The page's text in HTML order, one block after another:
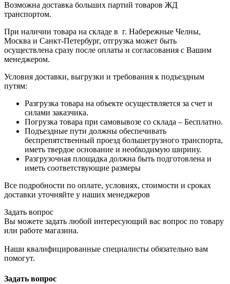
Возможна доставка больших партий товаров ЖД
транспортом.
При наличии товара на складе в г. Набережные Челны,
Москва и Санкт-Петербург, отгрузка может быть
осуществлена сразу после оплаты и согласования с Вашим
менеджером.
Условия доставки, выгрузки и требования к подъездным
путям:
Разгрузка товара на объекте осуществляется за счет и
силами заказчика.
Погрузка товара при самовывозе со склада – Бесплатно.
Подъездные пути должны обеспечивать
беспрепятственный проезд большегрузного транспорта,
иметь твердое основание и необходимую ширину.
Разгрузочная площадка должна быть подготовлена и
иметь соответствующие размеры
Все подробности по оплате, условиях, стоимости и сроках
доставки уточняйте у наших менеджеров
Задать вопрос
Вы можете задать любой интересующий вас вопрос по товару
или работе магазина.
Наши квалифицированные специалисты обязательно вам
помогут.
Задать вопрос